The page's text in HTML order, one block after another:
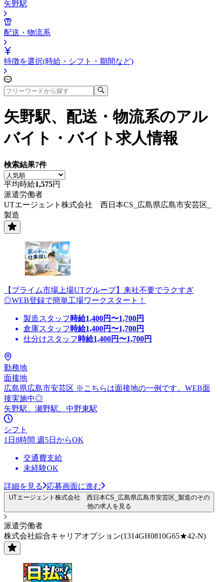
矢野駅
配送・物流系
特徴を選択(時給・シフト・期間など)
矢野駅、配送・物流系のアル
バイト・バイト求人情報
検索結果7件
平均時給1,575円
派遣労働者
UTエージェント株式会社 西日本CS_広島県広島市安芸区_
製造
【プライム市場上場UTグループ】来社不要でラクすぎ
◎WEB登録で簡単工場ワークスタート！
製造スタッフ 時給1,400円〜1,700円
倉庫スタッフ 時給1,400円〜1,700円
仕分けスタッフ 時給1,400円〜1,700円
勤務地
面接地
広島県広島市安芸区 ※こちらは面接地の一例です。WEB面
接実施中◎
矢野駅、瀬野駅、中野東駅
シフト
1日8時間 週5日からOK
交通費支給
未経験OK
詳細を見る 応募画面に進む
UTエージェント株式会社 西日本CS_広島県広島市安芸区_製造のその
他の求人を見る
派遣労働者
株式会社綜合キャリアオプション(1314GH0810G65★42-N)